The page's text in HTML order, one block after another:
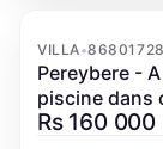
VILLA•86801728
Pereybere -
piscine dans
Rs 160 000